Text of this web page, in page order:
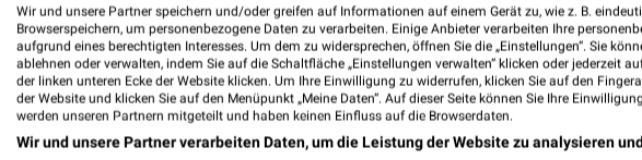
Wir und unsere Partner speichern und/oder greifen auf Informationen auf einem Gerät zu, wie z. B.
Browserspeichern, um personenbezogene Daten zu verarbeiten. Einige Anbieter verarbeiten Ihre
aufgrund eines berechtigten Interesses. Um dem zu widersprechen, öffnen Sie die „Einstellungen“. Sie
ablehnen oder verwalten, indem Sie auf die Schaltfläche „Einstellungen verwalten“ klicken oder jederzeit
der linken unteren Ecke der Website klicken. Um Ihre Einwilligung zu widerrufen, klicken Sie auf den
der Website und klicken Sie auf den Menüpunkt „Meine Daten“. Auf dieser Seite können Sie Ihre
werden unseren Partnern mitgeteilt und haben keinen Einfluss auf die Browserdaten.
Wir und unsere Partner verarbeiten Daten, um die Leistung der Website zu analysieren